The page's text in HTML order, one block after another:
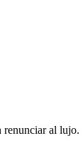
renunciar al lujo.